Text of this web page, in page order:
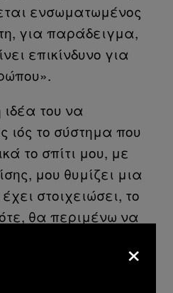
ενσωματωμένος
για παράδειγμα,
επικίνδυνο για
του να
ιός το σύστημα που
το σπίτι μου, με
μου θυμίζει μια
στοιχειώσει, το
θα περιμένω να
οι υπόλοιποι και
ίσως
Internet of Things
×